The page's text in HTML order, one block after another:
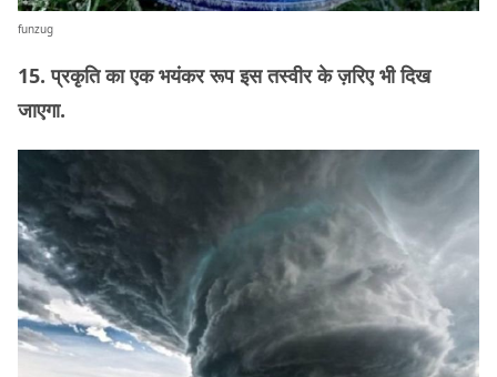
funzug
15. प्रकृति का एक भयंकर रूप इस तस्वीर के ज़रिए भी दिख
जाएगा.